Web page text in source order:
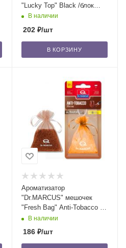
"Lucky Top" Black /блок
14/56В наличии
202₽/шт
В КОРЗИНУ
Ароматизатор
"Dr.MARСUS" мешочек
"Fresh Bag" Anti-Tobacco /
уп-18/72
В наличии
186₽/шт